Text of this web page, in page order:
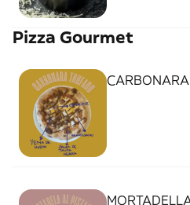
Pizza Gourmet